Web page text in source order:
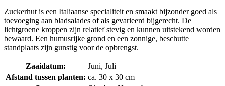
Zuckerhut is een Italiaanse specialiteit en smaakt bijzonder goed als
toevoeging aan bladsalades of als gevarieerd bijgerecht. De
lichtgroene kroppen zijn relatief stevig en kunnen uitstekend worden
bewaard. Een humusrijke grond en een zonnige, beschutte
standplaats zijn gunstig voor de opbrengst.
Zaaidatum:
Juni, Juli
Afstand tussen planten: ca. 30 x 30 cm